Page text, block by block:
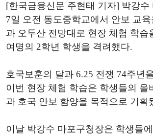
[한국금융신문 주현태 기자] 박강수
7일 오전 동도중학교에서 안보 교
과 오두산 전망대로 현장 체험 학습
여명의 2학년 학생을 격려했다.
호국보훈의 달과 6.25 전쟁 74주년
이번 현장 체험 학습은 학생들의 올
과 호국 안보 함양을 목적으로 기획
이날 박강수 마포구청장은 학생들에